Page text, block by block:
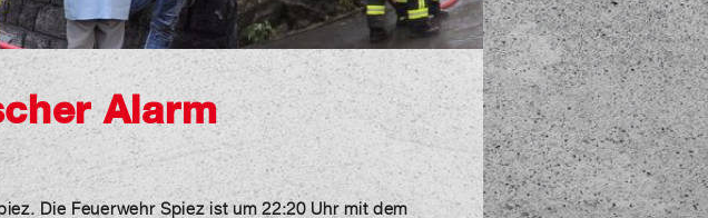
Alarm
Die Feuerwehr Spiez ist um 22:20 Uhr mit dem